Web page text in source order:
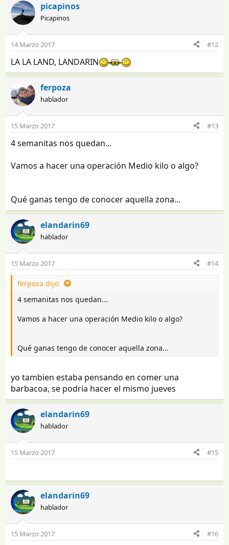
picapinos
Picapinos
14 Marzo 2017 #12
LA LA LAND, LANDARIN
ferpoza
hablador
15 Marzo 2017 #13
4 semanitas nos quedan...
Vamos a hacer una operación Medio kilo o algo?
Qué ganas tengo de conocer aquella zona...
elandarin69
hablador
15 Marzo 2017 #14
ferpoza dijo:
4 semanitas nos quedan...
Vamos a hacer una operación Medio kilo o algo?
Qué ganas tengo de conocer aquella zona...
yo tambien estaba pensando en comer una
barbacoa, se podria hacer el mismo jueves
elandarin69
hablador
15 Marzo 2017 #15
elandarin69
hablador
15 Marzo 2017 #16